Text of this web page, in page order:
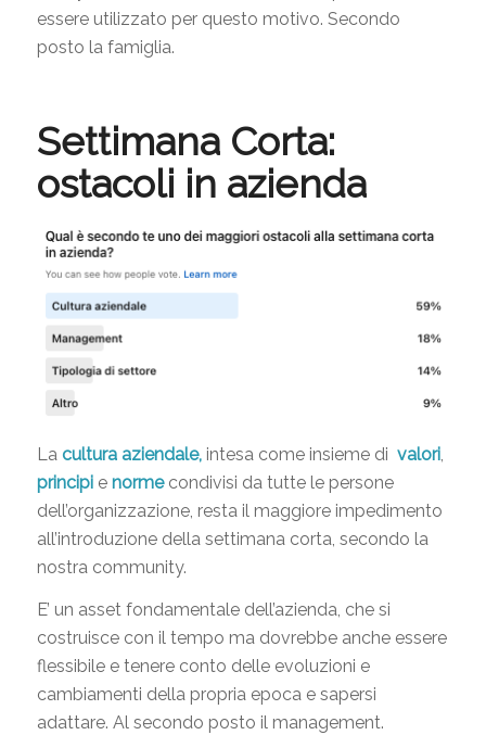
essere utilizzato per questo motivo. Secondo
posto la famiglia.
Settimana Corta:
ostacoli in azienda
La cultura aziendale,intesa come insieme di valori,
principienormecondivisi da tutte le persone
dell’organizzazione, resta il maggiore impedimento
all’introduzione della settimana corta, secondo la
nostra community.
E’ un asset fondamentale dell’azienda, che si
costruisce con il tempo ma dovrebbe anche essere
flessibile e tenere conto delle evoluzioni e
cambiamenti della propria epoca e sapersi
adattare. Al secondo posto il management.